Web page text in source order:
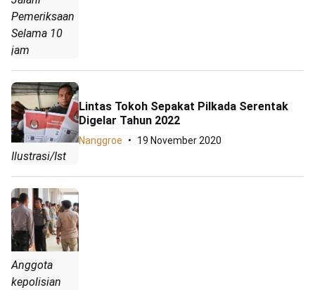
Pemeriksaan
Selama 10
jam
Ilustrasi/Ist
Lintas Tokoh Sepakat Pilkada Serentak
Digelar Tahun 2022
Nanggroe 19 November 2020
Anggota
kepolisian